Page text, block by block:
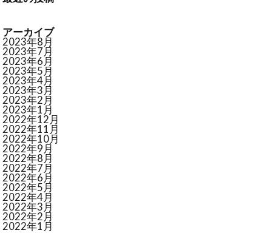
アーカイブ
2023年8月
2023年7月
2023年6月
2023年5月
2023年4月
2023年3月
2023年2月
2023年1月
2022年12月
2022年11月
2022年10月
2022年9月
2022年8月
2022年7月
2022年6月
2022年5月
2022年4月
2022年3月
2022年2月
2022年1月